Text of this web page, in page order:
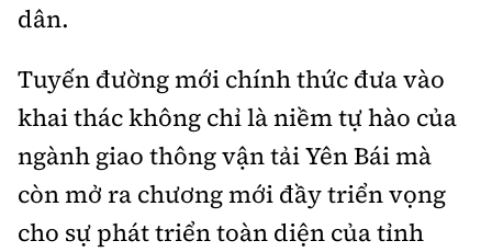
dân.
Tuyến đường mới chính thức đưa vào
khai thác không chỉ là niềm tự hào của
ngành giao thông vận tải Yên Bái mà
còn mở ra chương mới đầy triển vọng
cho sự phát triển toàn diện của tỉnh